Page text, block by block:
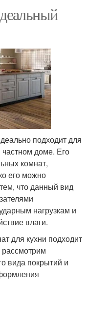
подходит для
доме. Его
комнат,
его можно
что данный вид
нагрузкам и
влаги.
для кухни подходит
вида покрытий и